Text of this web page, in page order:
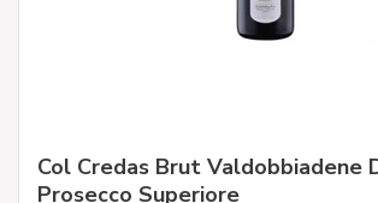
Col Credas Brut Valdobbiadene
Prosecco Superiore